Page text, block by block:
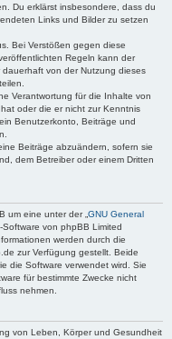
Du erklärst insbesondere, dass du
Links und Bilder zu setzen
Bei Verstößen gegen diese
Regeln kann der
von der Nutzung dieses
Verantwortung für die Inhalte von
oder die er nicht zur Kenntnis
Benutzerkonto, Beiträge und
Beiträge abzuändern, sofern sie
dem Betreiber oder einem Dritten
um eine unter der „ GNU General
Software von phpBB Limited
werden durch die
zur Verfügung gestellt. Beide
die Software verwendet wird. Sie
für bestimmte Zwecke nicht
nehmen.
von Leben, Körper und Gesundheit